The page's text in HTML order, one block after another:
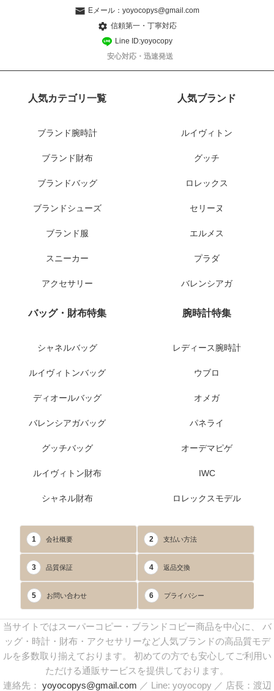
Eメール： yoyocopys@gmail.com
信頼第一・丁寧対応
Line ID:yoyocopy
安心対応・迅速発送
人気カテゴリ一覧
ブランド腕時計
ブランド財布
ブランドバッグ
ブランドシューズ
ブランド服
スニーカー
アクセサリー
人気ブランド
ルイヴィトン
グッチ
ロレックス
セリーヌ
エルメス
プラダ
バレンシアガ
バッグ・財布特集
シャネルバッグ
ルイヴィトンバッグ
ディオールバッグ
バレンシアガバッグ
グッチバッグ
ルイヴィトン財布
シャネル財布
腕時計特集
レディース腕時計
ウブロ
オメガ
パネライ
オーデマピゲ
IWC
ロレックスモデル
1 会社概要 2 支払い方法
3 品質保証 4 返品交換
5 お問い合わせ 6 プライバシー
当サイトではスーパーコピー・ブランドコピー商品を中心に、 バ
ッグ・時計・財布・アクセサリーなど人気ブランドの高品質モデ
ルを多数取り揃えております。 初めての方でも安心してご利用い
ただける通販サービスを提供しております。
連絡先： yoyocopys@gmail.com ／ Line: yoyocopy ／ 店長：渡辺